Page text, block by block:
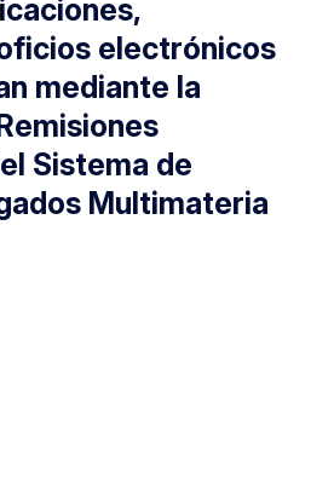
electrónicos
mediante la
Sistema de
Multimateria